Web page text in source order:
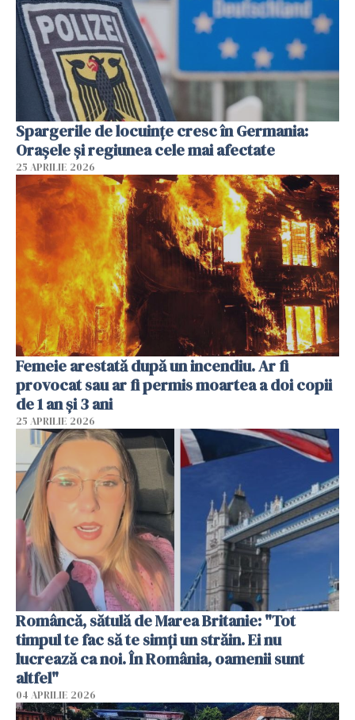
Spargerile de locuințe cresc în Germania:
Orașele și regiunea cele mai afectate
25 APRILIE 2026
Femeie arestată după un incendiu. Ar fi
provocat sau ar fi permis moartea a doi copii
de 1 an și 3 ani
25 APRILIE 2026
Româncă, sătulă de Marea Britanie: "Tot
timpul te fac să te simți un străin. Ei nu
lucrează ca noi. În România, oamenii sunt
altfel"
04 APRILIE 2026